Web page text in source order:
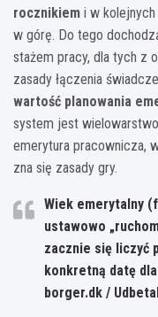
rocznikiem i w
w górę. Do tego
stażem pracy, dla tych z
zasady łączenia
wartość planowania
system jest
emerytura pracownicza,
zna się zasady gry.
Wiek emerytalny
ustawowo
zacznie się liczyć
konkretną datę
borger.dk /